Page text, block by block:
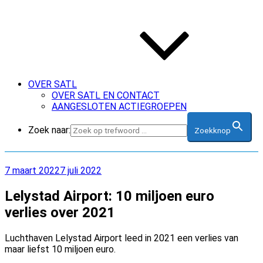
OVER SATL
OVER SATL EN CONTACT
AANGESLOTEN ACTIEGROEPEN
Zoek naar: Zoekknop
Geplaatst
7 maart 20227 juli 2022
Lelystad Airport: 10 miljoen euro
verlies over 2021
Luchthaven Lelystad Airport leed in 2021 een verlies van
maar liefst 10 miljoen euro.